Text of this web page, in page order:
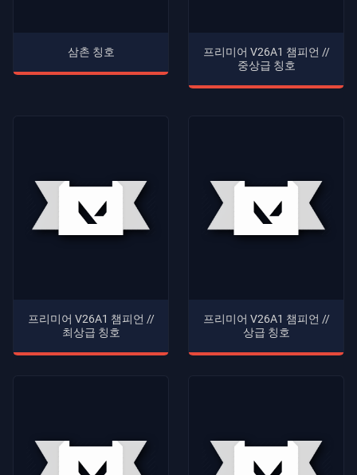
삼촌 칭호
프리미어 V26A1 챔피언 //
중상급 칭호
프리미어 V26A1 챔피언 //
최상급 칭호
프리미어 V26A1 챔피언 //
상급 칭호